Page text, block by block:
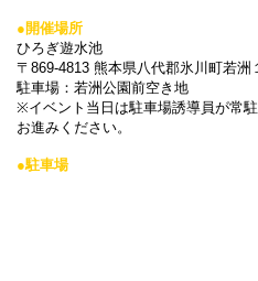
●開催場所
ひろぎ遊水池
〒869-4813 熊本県八代郡氷川町若洲
駐車場：若洲公園前空き地
※イベント当日は駐車場誘導員が常
お進みください。
●駐車場